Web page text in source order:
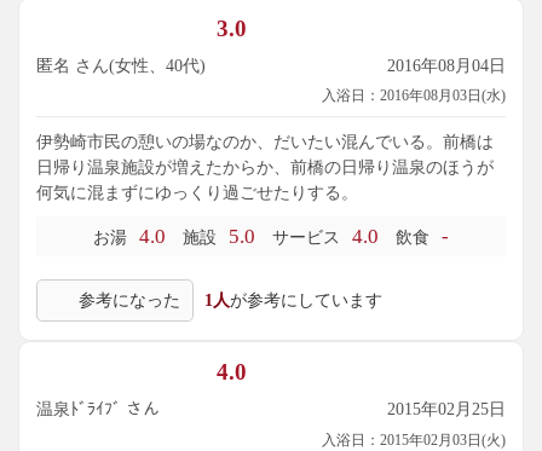
3.0
匿名 さん(女性、40代) 2016年08月04日
入浴日：2016年08月03日(水)
伊勢崎市民の憩いの場なのか、だいたい混んでいる。前橋は
日帰り温泉施設が増えたからか、前橋の日帰り温泉のほうが
何気に混まずにゆっくり過ごせたりする。
お湯 4.0 施設 5.0 サービス 4.0 飲食 -
参考になった 1人が参考にしています
4.0
温泉ﾄﾞﾗｲﾌﾞ さん 2015年02月25日
入浴日：2015年02月03日(火)